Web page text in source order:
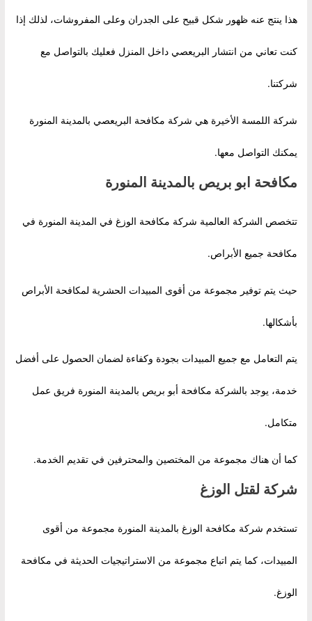
هذا ينتج عنه ظهور شكل قبيح على الجدران وعلى المفروشات، لذلك إذا
كنت تعاني من انتشار البريعصي داخل المنزل فعليك بالتواصل مع
شركتنا.
شركة اللمسة الأخيرة هي شركة مكافحة البريعصي بالمدينة المنورة
يمكنك التواصل معها.
مكافحة ابو بريص بالمدينة المنورة
تتخصص الشركة العالمية شركة مكافحة الوزغ في المدينة المنورة في
مكافحة جميع الأبراص.
حيث يتم توفير مجموعة من أقوى المبيدات الحشرية لمكافحة الأبراص
بأشكالها.
يتم التعامل مع جميع المبيدات بجودة وكفاءة لضمان الحصول على أفضل
خدمة، يوجد بالشركة مكافحة أبو بريص بالمدينة المنورة فريق عمل
متكامل.
كما أن هناك مجموعة من المختصين والمحترفين في تقديم الخدمة.
شركة لقتل الوزغ
تستخدم شركة مكافحة الوزغ بالمدينة المنورة مجموعة من أقوى
المبيدات، كما يتم اتباع مجموعة من الاستراتيجيات الحديثة في مكافحة
الوزغ.